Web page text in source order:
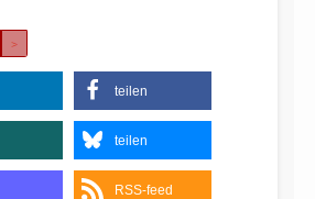
teilen
teilen
RSS-feed